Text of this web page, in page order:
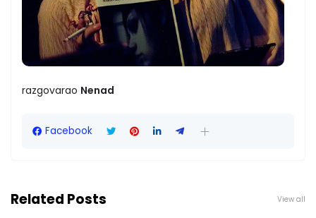
razgovarao Nenad
Facebook
Related Posts View all